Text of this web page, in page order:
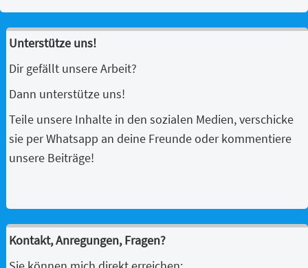
Unterstütze uns!
Dir gefällt unsere Arbeit?
Dann unterstütze uns!
Teile unsere Inhalte in den sozialen Medien, verschicke
sie per Whatsapp an deine Freunde oder kommentiere
unsere Beiträge!
Kontakt, Anregungen, Fragen?